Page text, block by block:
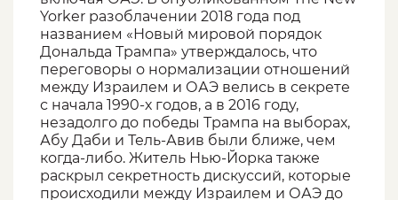
Yorker разоблачении 2018 года под
названием «Новый мировой порядок
Дональда Трампа» утверждалось, что
переговоры о нормализации отношений
между Израилем и ОАЭ велись в секрете
с начала 1990-х годов, а в 2016 году,
незадолго до победы Трампа на выборах,
Абу Даби и Тель-Авив были ближе, чем
когда-либо. Житель Нью-Йорка также
раскрыл секретность дискуссий, которые
происходили между Израилем и ОАЭ до